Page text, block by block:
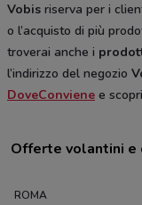
Vobis riserva per i
o l’acquisto di più
troverai anche i
l’indirizzo del negozio
DoveConviene e
Offerte volantini e
ROMA